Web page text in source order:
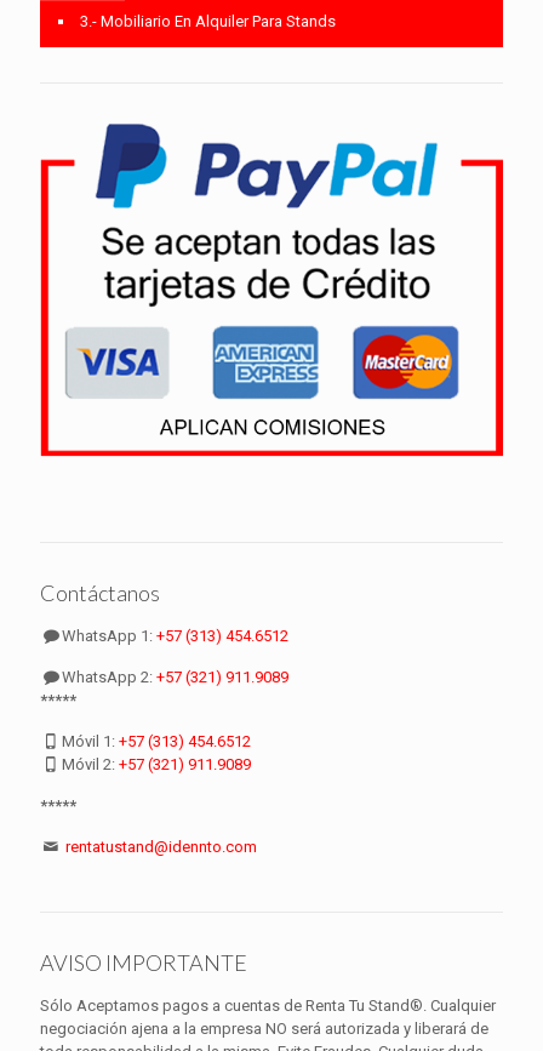
3.- Mobiliario En Alquiler Para Stands
Contáctanos
WhatsApp 1:+57 (313) 454.6512
WhatsApp 2:+57 (321) 911.9089
*****
Móvil 1:+57 (313) 454.6512
Móvil 2:+57 (321) 911.9089
*****
rentatustand@idennto.com
AVISO IMPORTANTE
Sólo Aceptamos pagos a cuentas de Renta Tu Stand®. Cualquier
negociación ajena a la empresa NO será autorizada y liberará de